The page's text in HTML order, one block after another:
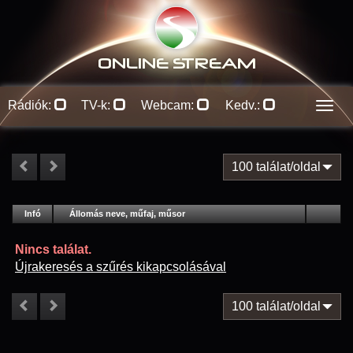
ONLINE STREAM
Rádiók: TV-k: Webcam: Kedv.:
100 találat/oldal
Infó Lejátszás
Állomás neve, műfaj, műsor
Nincs találat.
Újrakeresés a szűrés kikapcsolásával
100 találat/oldal